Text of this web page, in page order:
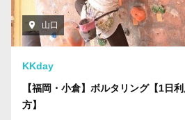
山口
KKday
【福岡・小倉】ボルタリング【1日
方】